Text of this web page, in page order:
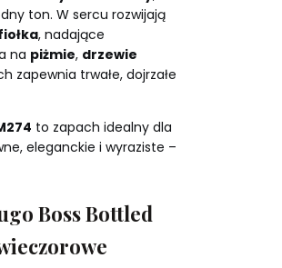
ton. W sercu rozwijają
, nadające
na piżmie, drzewie
zapewnia trwałe, dojrzałe
to zapach idealny dla
eleganckie i wyraziste –
Boss Bottled